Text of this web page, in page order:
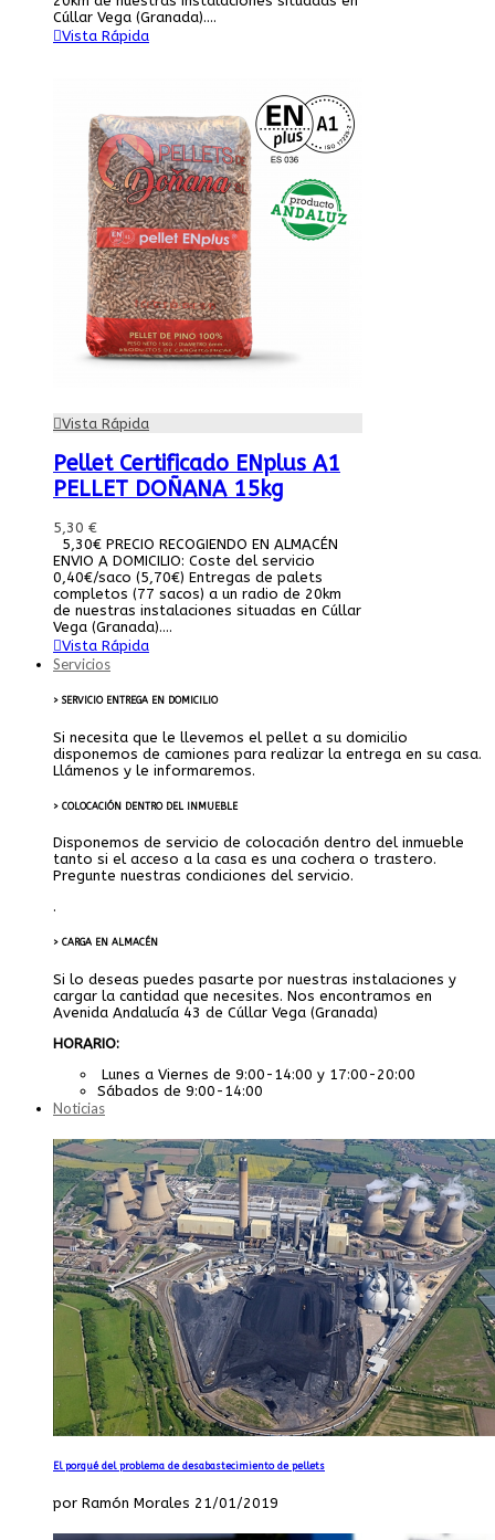
Cúllar Vega (Granada)....
Vista Rápida
Vista Rápida
Pellet Certificado ENplus A1
PELLET DOÑANA 15kg
5,30 €
5,30€ PRECIO RECOGIENDO EN ALMACÉN
ENVIO A DOMICILIO: Coste del servicio
0,40€/saco (5,70€) Entregas de palets
completos (77 sacos) a un radio de 20km
de nuestras instalaciones situadas en Cúllar
Vega (Granada)....
Vista Rápida
Servicios
> SERVICIO ENTREGA EN DOMICILIO
Si necesita que le llevemos el pellet a su domicilio
disponemos de camiones para realizar la entrega en su casa.
Llámenos y le informaremos.
> COLOCACIÓN DENTRO DEL INMUEBLE
Disponemos de servicio de colocación dentro del inmueble
tanto si el acceso a la casa es una cochera o trastero.
Pregunte nuestras condiciones del servicio.
.
> CARGA EN ALMACÉN
Si lo deseas puedes pasarte por nuestras instalaciones y
cargar la cantidad que necesites. Nos encontramos en
Avenida Andalucía 43 de Cúllar Vega (Granada)
HORARIO:
Lunes a Viernes de 9:00-14:00 y 17:00-20:00
Sábados de 9:00-14:00
Noticias
El porqué del problema de desabastecimiento de pellets
por Ramón Morales 21/01/2019